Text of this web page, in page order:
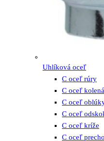
Uhlíková oceľ
C oceľ rúry
C oceľ kolená
C oceľ
C oceľ
C oceľ kríže
C oceľ